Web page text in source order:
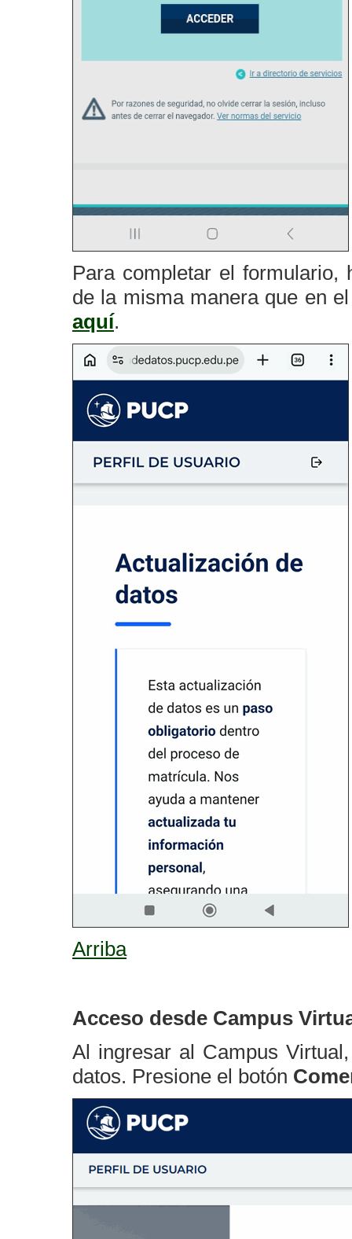
Para completar el
de la misma manera que en
aquí.
Arriba
Acceso desde Campus
Al ingresar al Campus
datos. Presione el botón